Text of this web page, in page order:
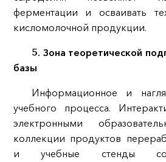
ферментации и осваивать
кисломолочной продукции.
5. Зона теоретической
базы
Информационное и
учебного процесса.
электронными
коллекции продуктов
и учебные стенды